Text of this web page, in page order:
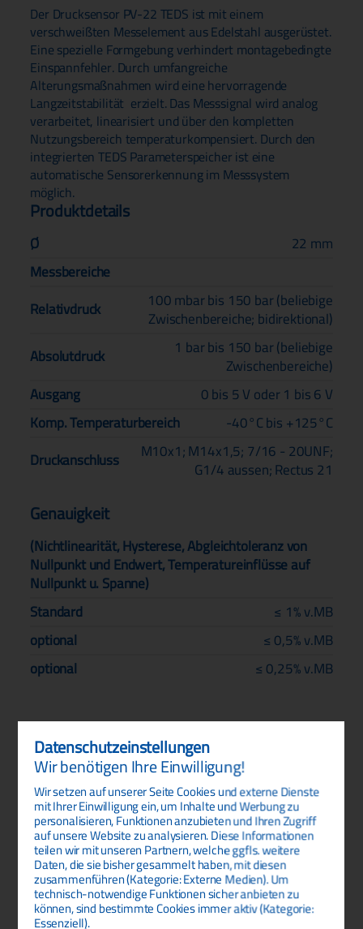
Der Drucksensor PV-22 TEDS ist mit einem
verschweißten Messelement aus Edelstahl ausgerüstet.
Eine spezielle Formgebung verhindert montagebedingte
Einspannfehler. Durch umfangreiche
Alterungsmaßnahmen wird eine hervorragende
Langzeitstabilität erzielt. Das Messsignal wird analog
verarbeitet, linearisiert und über den kompletten
Nutzungsbereich temperaturkompensiert. Durch den
integrierten TEDS Parameterspeicher ist eine
automatische Sensorerkennung im Messsystem
möglich.
Produktdetails
Ø
22 mm
Messbereiche
Relativdruck
100 mbar bis 150 bar (beliebige
Zwischenbereiche; bidirektional)
Absolutdruck
1 bar bis 150 bar (beliebige
Zwischenbereiche)
Ausgang
0 bis 5 V oder 1 bis 6 V
Komp. Temperaturbereich
-40°C bis +125°C
Druckanschluss
M10x1; M14x1,5; 7/16 - 20UNF;
G1/4 aussen; Rectus 21
Genauigkeit
(Nichtlinearität, Hysterese, Abgleichtoleranz von
Nullpunkt und Endwert, Temperatureinflüsse auf
Nullpunkt u. Spanne)
Standard
≤ 1% v.MB
optional
≤ 0,5% v.MB
optional
≤ 0,25% v.MB
Abmessungen
Datenschutz­einstellungen
Wir benötigen Ihre Einwilligung!
Wir setzen auf unserer Seite Cookies und externe Dienste
mit Ihrer Einwilligung ein, um Inhalte und Werbung zu
personalisieren, Funktionen anzubieten und Ihren Zugriff
auf unsere Website zu analysieren. Diese Informationen
teilen wir mit unseren Partnern, welche ggfls. weitere
Daten, die sie bisher gesammelt haben, mit diesen
zusammenführen (Kategorie: Externe Medien). Um
technisch-notwendige Funktionen sicher anbieten zu
können, sind bestimmte Cookies immer aktiv (Kategorie:
Essenziell).